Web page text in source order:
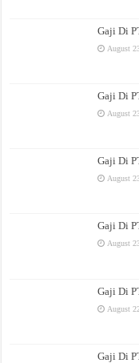
Gaji Di
August
Gaji Di
August
Gaji Di
August
Gaji Di
August
Gaji Di
August
Gaji Di